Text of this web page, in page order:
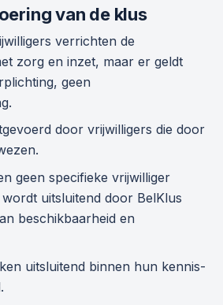
van de klus
verrichten de
zorg en inzet, maar er geldt
geen
door vrijwilligers die door
geen specifieke vrijwilliger
uitsluitend door BelKlus
beschikbaarheid en
uitsluitend binnen hun kennis-